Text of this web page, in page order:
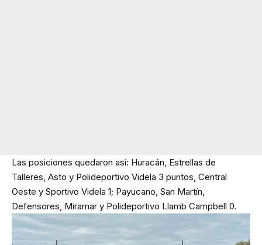
Las posiciones quedaron así: Huracán, Estrellas de
Talleres, Asto y Polideportivo Videla 3 puntos, Central
Oeste y Sportivo Videla 1; Payucano, San Martín,
Defensores, Miramar y Polideportivo Llamb Campbell 0.